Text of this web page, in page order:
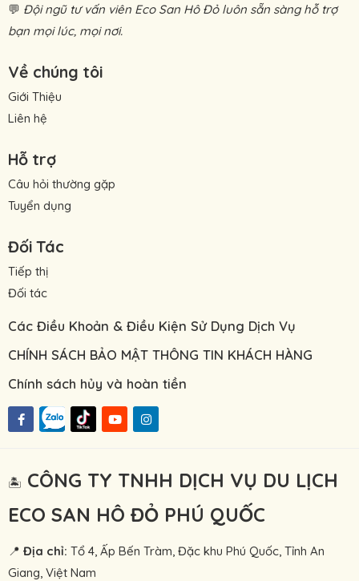
💬 Đội ngũ tư vấn viên Eco San Hô Đỏ luôn sẵn sàng hỗ trợ
bạn mọi lúc, mọi nơi.
Về chúng tôi
Giới Thiệu
Liên hệ
Hỗ trợ
Câu hỏi thường gặp
Tuyển dụng
Đối Tác
Tiếp thị
Đối tác
Các Điều Khoản & Điều Kiện Sử Dụng Dịch Vụ
CHÍNH SÁCH BẢO MẬT THÔNG TIN KHÁCH HÀNG
Chính sách hủy và hoàn tiền
🏝 CÔNG TY TNHH DỊCH VỤ DU LỊCH
ECO SAN HÔ ĐỎ PHÚ QUỐC
📍 Địa chỉ: Tổ 4, Ấp Bến Tràm, Đặc khu Phú Quốc, Tỉnh An
Giang, Việt Nam